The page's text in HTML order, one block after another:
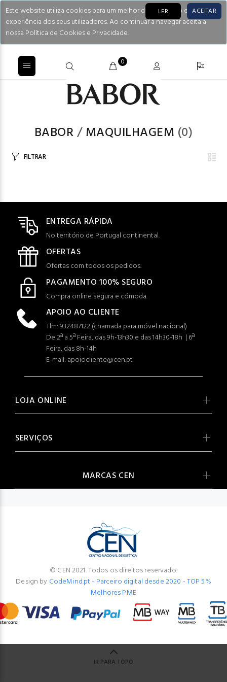
Este website utiliza cookies para um melhor desempenho e
experiência dos seus utilizadores. Ao continuar a navegar aceita a
nossa Política de Cookies e Privacidade.
LER ACEITAR
0
BABOR/ MAQUILHAGEM (0)
FILTRAR
ENTREGA RÁPIDA
No território de Portugal continental.
OFERTAS
Ofertas com todos os pedidos.
PAGAMENTO 100% SEGURO
Compra online segura e cómoda.
APOIO AO CLIENTE
Tlm: 932487122 (chamada para móvel nacional)
De 2ª a 5ª Feira, das 9h-13h30 e das 14h30-18h | 6ª
Feira, das 8h-14h
E-mail: apoiocliente@cen.pt
LOJA ONLINE
SERVIÇOS
MARCAS CEN
© CEN 2021. Todos os direitos reservado.
Design by CodeMind.pt - Parceiro digital desde 2020 - TOP 5%
Melhores PME
IR PARA TOPO